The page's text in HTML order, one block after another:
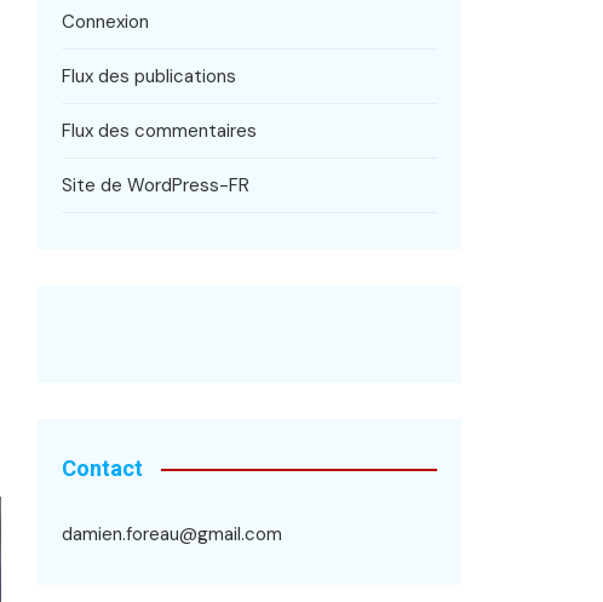
Connexion
Flux des publications
Flux des commentaires
Site de WordPress-FR
Contact
damien.foreau@gmail.com